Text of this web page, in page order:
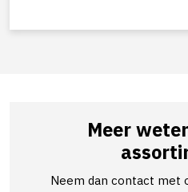
Meer
Neem dan contact met